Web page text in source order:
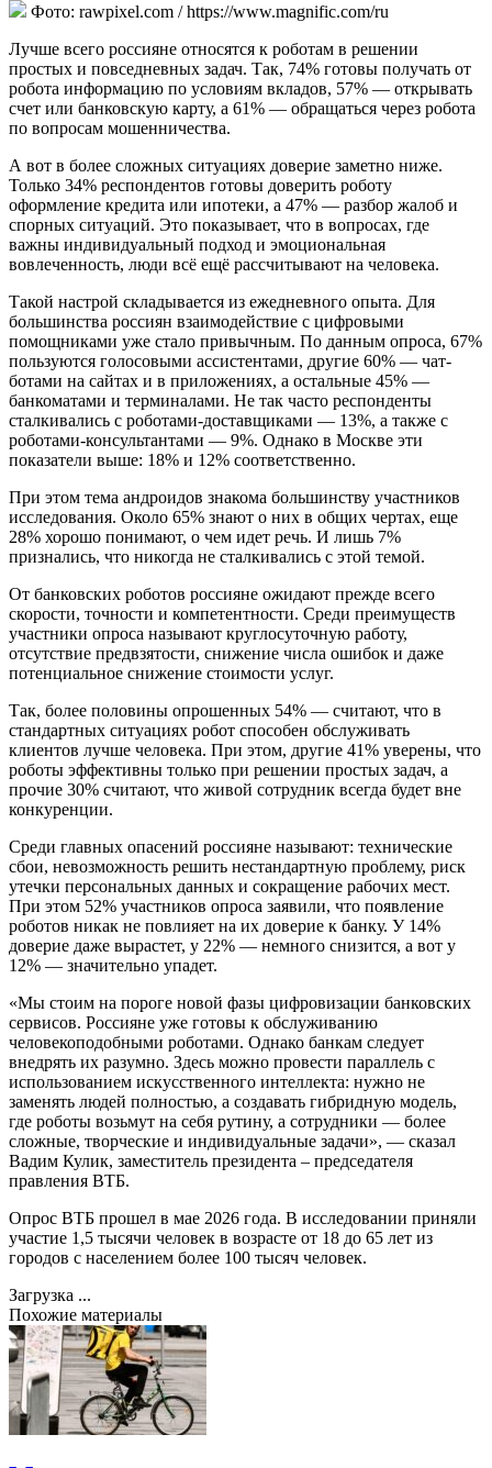
Фото: rawpixel.com / https://www.magnific.com/ru
Лучше всего россияне относятся к роботам в решении
простых и повседневных задач. Так, 74% готовы получать от
робота информацию по условиям вкладов, 57% — открывать
счет или банковскую карту, а 61% — обращаться через робота
по вопросам мошенничества.
А вот в более сложных ситуациях доверие заметно ниже.
Только 34% респондентов готовы доверить роботу
оформление кредита или ипотеки, а 47% — разбор жалоб и
спорных ситуаций. Это показывает, что в вопросах, где
важны индивидуальный подход и эмоциональная
вовлеченность, люди всё ещё рассчитывают на человека.
Такой настрой складывается из ежедневного опыта. Для
большинства россиян взаимодействие с цифровыми
помощниками уже стало привычным. По данным опроса, 67%
пользуются голосовыми ассистентами, другие 60% — чат-
ботами на сайтах и в приложениях, а остальные 45% —
банкоматами и терминалами. Не так часто респонденты
сталкивались с роботами-доставщиками — 13%, а также с
роботами-консультантами — 9%. Однако в Москве эти
показатели выше: 18% и 12% соответственно.
При этом тема андроидов знакома большинству участников
исследования. Около 65% знают о них в общих чертах, еще
28% хорошо понимают, о чем идет речь. И лишь 7%
признались, что никогда не сталкивались с этой темой.
От банковских роботов россияне ожидают прежде всего
скорости, точности и компетентности. Среди преимуществ
участники опроса называют круглосуточную работу,
отсутствие предвзятости, снижение числа ошибок и даже
потенциальное снижение стоимости услуг.
Так, более половины опрошенных 54% — считают, что в
стандартных ситуациях робот способен обслуживать
клиентов лучше человека. При этом, другие 41% уверены, что
роботы эффективны только при решении простых задач, а
прочие 30% считают, что живой сотрудник всегда будет вне
конкуренции.
Среди главных опасений россияне называют: технические
сбои, невозможность решить нестандартную проблему, риск
утечки персональных данных и сокращение рабочих мест.
При этом 52% участников опроса заявили, что появление
роботов никак не повлияет на их доверие к банку. У 14%
доверие даже вырастет, у 22% — немного снизится, а вот у
12% — значительно упадет.
«Мы стоим на пороге новой фазы цифровизации банковских
сервисов. Россияне уже готовы к обслуживанию
человекоподобными роботами. Однако банкам следует
внедрять их разумно. Здесь можно провести параллель с
использованием искусственного интеллекта: нужно не
заменять людей полностью, а создавать гибридную модель,
где роботы возьмут на себя рутину, а сотрудники — более
сложные, творческие и индивидуальные задачи», — сказал
Вадим Кулик, заместитель президента – председателя
правления ВТБ.
Опрос ВТБ прошел в мае 2026 года. В исследовании приняли
участие 1,5 тысячи человек в возрасте от 18 до 65 лет из
городов с населением более 100 тысяч человек.
Загрузка ...
Похожие материалы